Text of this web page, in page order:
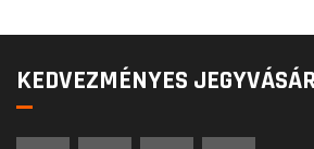
KEDVEZMÉNYES